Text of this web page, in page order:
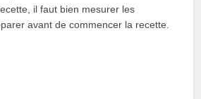
il faut bien mesurer les
avant de commencer la recette.